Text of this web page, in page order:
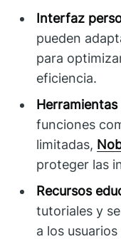
Interfaz
pueden
para
eficiencia.
funciones
limitadas,
proteger las
Recursos
tutoriales y
a los